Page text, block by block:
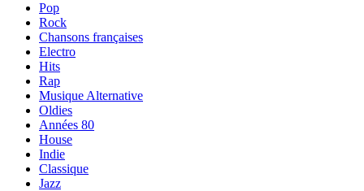
Pop
Rock
Chansons françaises
Electro
Hits
Rap
Musique Alternative
Oldies
Années 80
House
Indie
Classique
Jazz